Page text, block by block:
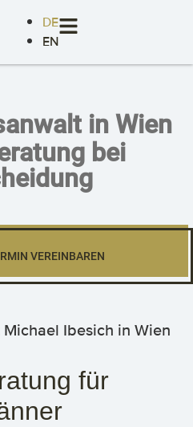
DE
EN
in Wien
bei
VEREINBAREN
für